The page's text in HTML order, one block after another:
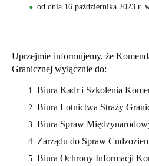
od dnia 16 października 2023 r.
Uprzejmie informujemy, że
Granicznej wyłącznie do:
Biura Kadr i Szkolenia
Biura Lotnictwa Straży
Biura Spraw
Zarządu do Spraw
Biura Ochrony Informacji